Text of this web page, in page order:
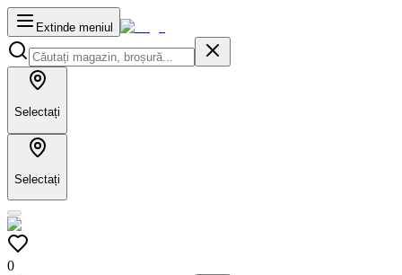
Extinde meniul
Selectați
Selectați
0